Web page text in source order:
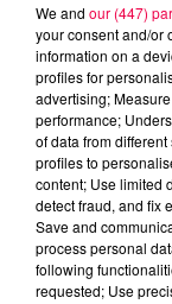
We and our (447)
your consent and/or
information on a
profiles for
advertising;
performance;
of data from
profiles to
content; Use limited
detect fraud, and fix
Save and
process personal
following
requested; Use